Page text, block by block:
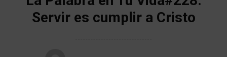
Servir es cumplir a Cristo